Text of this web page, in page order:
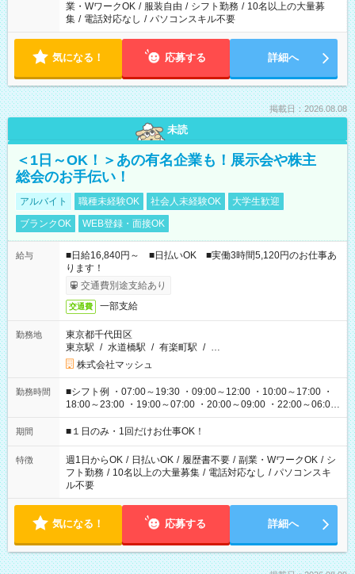
業・WワークOK / 服装自由 / シフト勤務 / 10名以上の大量募
集 / 電話対応なし / パソコンスキル不要
気になる！ 応募する 詳細へ
掲載日：2026.08.08
未読
＜1日～OK！＞あの有名企業も！展示会や株主
総会のお手伝い！
アルバイト 職種未経験OK 社会人未経験OK
大学生歓迎
ブランクOK
WEB登録・面接OK
給与
■日給16,840円～ ■日払いOK ■実働3時間5,120円のお仕事あ
ります！
交通費別途支給あり
交通費 一部支給
勤務地
東京都千代田区
東京駅 / 水道橋駅 / 有楽町駅 / …
株式会社マッシュ
勤務時間
■シフト例 ・07:00～19:30 ・09:00～12:00 ・10:00～17:00 ・
18:00～23:00 ・19:00～07:00 ・20:00～09:00 ・22:00～06:00
etc ★最短で3時間で5,120円のお仕事から 15時間で2万円近く稼
げるお仕事も！ ご希望のお時間に合わせてご紹介！ ※シフトは
ください！
期間 ■１日のみ・1回だけお仕事OK！
特徴 週1日からOK / 日払いOK / 履歴書不要 / 副業・WワークOK / シ
フト勤務 / 10名以上の大量募集 / 電話対応なし / パソコンスキ
ル不要
気になる！ 応募する 詳細へ